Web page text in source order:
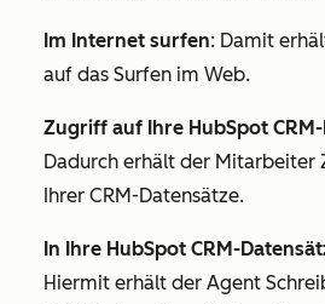
Im Internet surfen: Damit
auf das Surfen im Web.
Zugriff auf Ihre HubSpot
Dadurch erhält der Mitarbeiter
Ihrer CRM-Datensätze.
In Ihre HubSpot CRM-
Hiermit erhält der Agent